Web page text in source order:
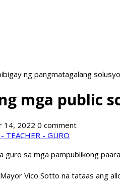
ng pangmatagalang
mga public
14, 2022 0 comment
guro sa mga pampublikong
Vico Sotto na tataas ang